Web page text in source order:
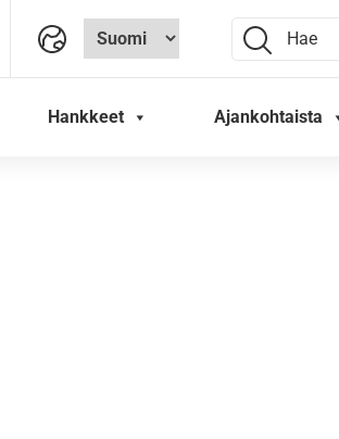
Search:
Hankkeet Ajankohtaista